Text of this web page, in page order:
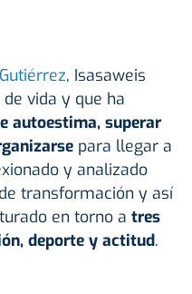
, Isasaweis
vida y que ha
autoestima, superar
para llegar a
y analizado
transformación y así
en torno a tres
deporte y actitud.